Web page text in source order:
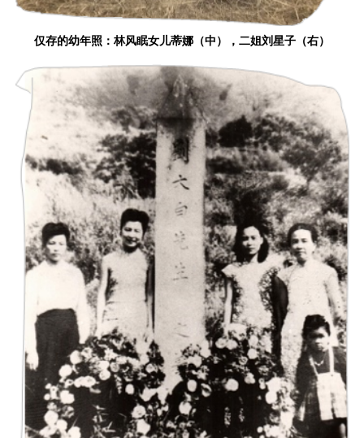
仅存的幼年照：林风眠女儿蒂娜（中），二姐刘星子（右）